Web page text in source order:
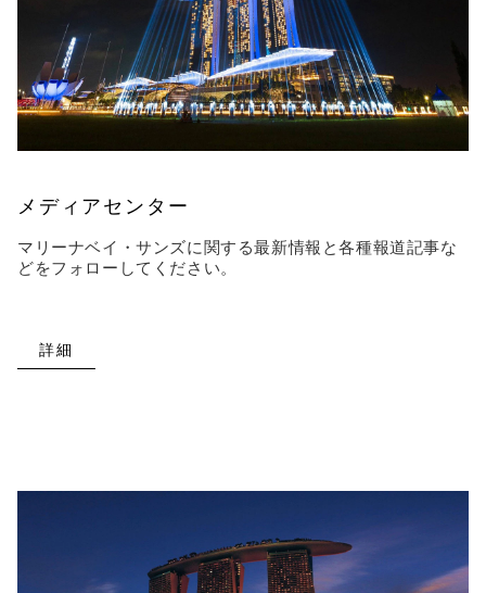
メディアセンター
マリーナベイ・サンズに関する最新情報と各種報道記事な
どをフォローしてください。
詳細